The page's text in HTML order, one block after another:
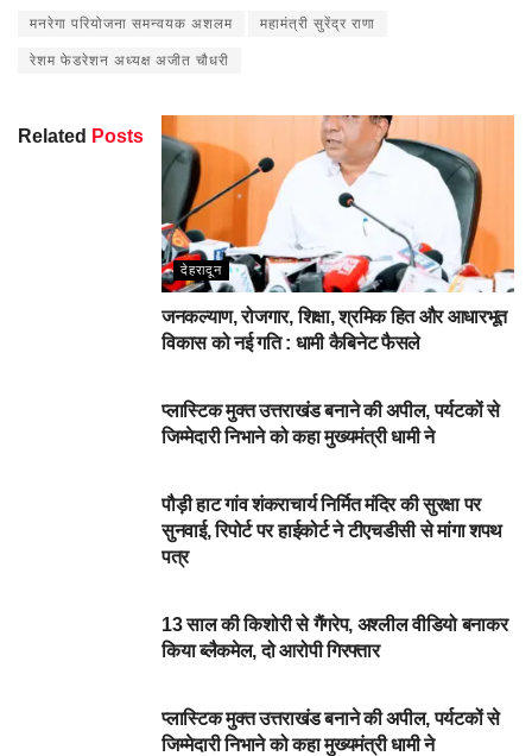
मनरेगा परियोजना समन्वयक अशलम महामंत्री सुरेंद्र राणा
रेशम फेडरेशन अध्यक्ष अजीत चौधरी
Related Posts
देहरादून
जनकल्याण, रोजगार, शिक्षा, श्रमिक हित और आधारभूत
विकास को नई गति : धामी कैबिनेट फैसले
प्लास्टिक मुक्त उत्तराखंड बनाने की अपील, पर्यटकों से
जिम्मेदारी निभाने को कहा मुख्यमंत्री धामी ने
पौड़ी हाट गांव शंकराचार्य निर्मित मंदिर की सुरक्षा पर
सुनवाई, रिपोर्ट पर हाईकोर्ट ने टीएचडीसी से मांगा शपथ
पत्र
13 साल की किशोरी से गैंगरेप, अश्लील वीडियो बनाकर
किया ब्लैकमेल, दो आरोपी गिरफ्तार
प्लास्टिक मुक्त उत्तराखंड बनाने की अपील, पर्यटकों से
जिम्मेदारी निभाने को कहा मुख्यमंत्री धामी ने